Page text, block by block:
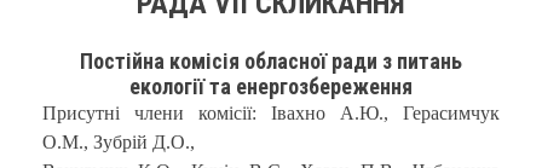
Постійна комісія обласної ради з питань
екології та енергозбереження
Присутні члени комісії: Івахно А.Ю., Герасимчук
О.М., Зубрій Д.О.,